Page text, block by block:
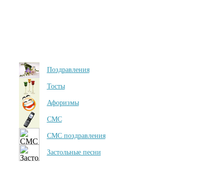
Поздравления
Тосты
Афоризмы
СМС
СМС поздравления
Застольные песни